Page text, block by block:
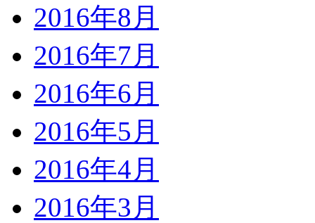
2016年8月
2016年7月
2016年6月
2016年5月
2016年4月
2016年3月